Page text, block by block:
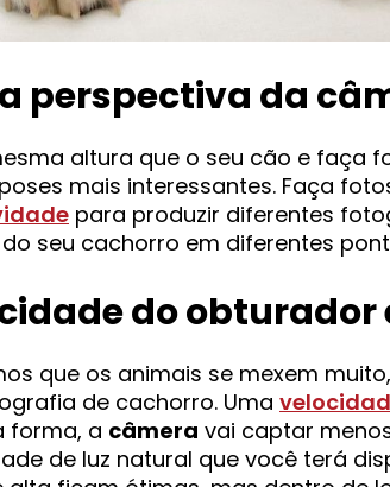
perspectiva da
altura que o seu cão e faça
mais interessantes. Faça
para produzir diferentes
seu cachorro em diferentes
do
que os animais se mexem
de cachorro. Uma
forma, a câmera vai captar
de luz natural que você terá